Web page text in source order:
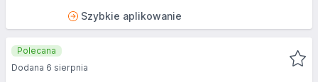
Szybkie aplikowanie
Polecana
Dodana 6 sierpnia